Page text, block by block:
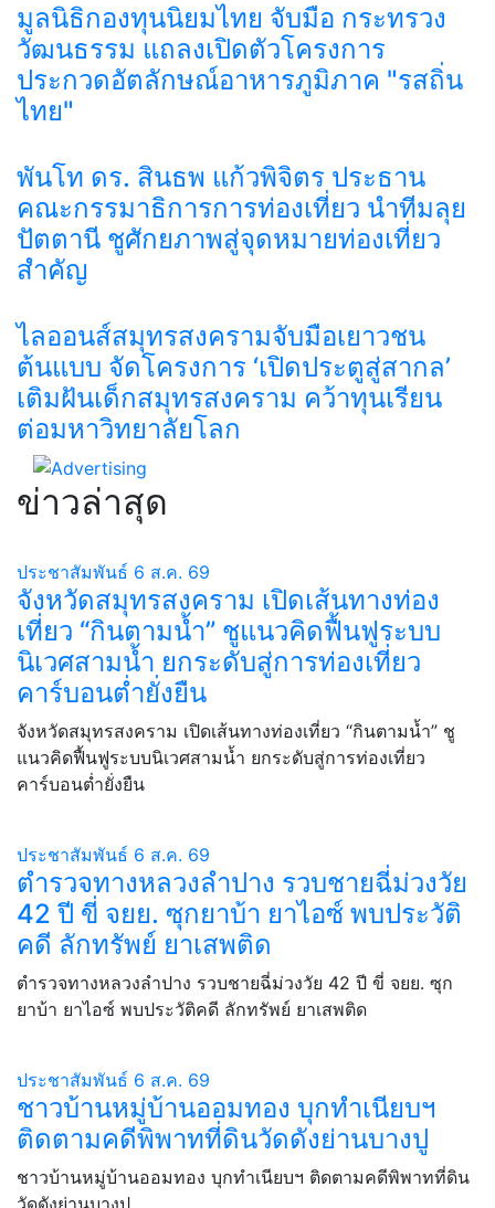
มูลนิธิกองทุนนิยมไทย จับมือ กระทรวง
วัฒนธรรม แถลงเปิดตัวโครงการ
ประกวดอัตลักษณ์อาหารภูมิภาค "รสถิ่น
ไทย"
พันโท ดร. สินธพ แก้วพิจิตร ประธาน
คณะกรรมาธิการการท่องเที่ยว นำทีมลุย
ปัตตานี ชูศักยภาพสู่จุดหมายท่องเที่ยว
สำคัญ
ไลออนส์สมุทรสงครามจับมือเยาวชน
ต้นแบบ จัดโครงการ ‘เปิดประตูสู่สากล’
เติมฝันเด็กสมุทรสงคราม คว้าทุนเรียน
ต่อมหาวิทยาลัยโลก
ข่าวล่าสุด
ประชาสัมพันธ์ 6 ส.ค. 69
จังหวัดสมุทรสงคราม เปิดเส้นทางท่อง
เที่ยว “กินตามน้ำ” ชูแนวคิดฟื้นฟูระบบ
นิเวศสามน้ำ ยกระดับสู่การท่องเที่ยว
คาร์บอนต่ำยั่งยืน
จังหวัดสมุทรสงคราม เปิดเส้นทางท่องเที่ยว “กินตามน้ำ” ชู
แนวคิดฟื้นฟูระบบนิเวศสามน้ำ ยกระดับสู่การท่องเที่ยว
คาร์บอนต่ำยั่งยืน
ประชาสัมพันธ์ 6 ส.ค. 69
ตำรวจทางหลวงลำปาง รวบชายฉี่ม่วงวัย
42 ปี ขี่ จยย. ซุกยาบ้า ยาไอซ์ พบประวัติ
คดี ลักทรัพย์ ยาเสพติด
ตำรวจทางหลวงลำปาง รวบชายฉี่ม่วงวัย 42 ปี ขี่ จยย. ซุก
ยาบ้า ยาไอซ์ พบประวัติคดี ลักทรัพย์ ยาเสพติด
ประชาสัมพันธ์ 6 ส.ค. 69
ชาวบ้านหมู่บ้านออมทอง บุกทำเนียบฯ
ติดตามคดีพิพาทที่ดินวัดดังย่านบางปู
ชาวบ้านหมู่บ้านออมทอง บุกทำเนียบฯ ติดตามคดีพิพาทที่ดิน